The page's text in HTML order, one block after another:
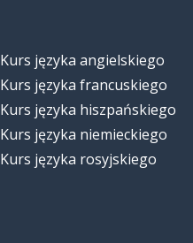
Kurs języka angielskiego
Kurs języka francuskiego
Kurs języka hiszpańskiego
Kurs języka niemieckiego
Kurs języka rosyjskiego